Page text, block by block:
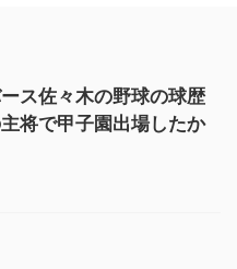
ース佐々木の野球の球歴
将で甲子園出場したか